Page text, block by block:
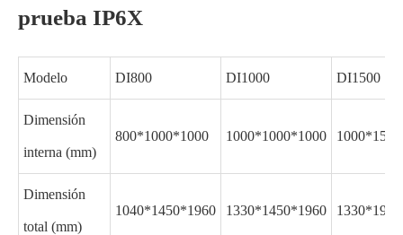
prueba IP6X
Modelo DI800 DI1000 DI1500
Dimensión
interna (mm)
800*1000*1000 1000*1000*1000
Dimensión
total (mm)
1040*1450*1960 1330*1450*1960